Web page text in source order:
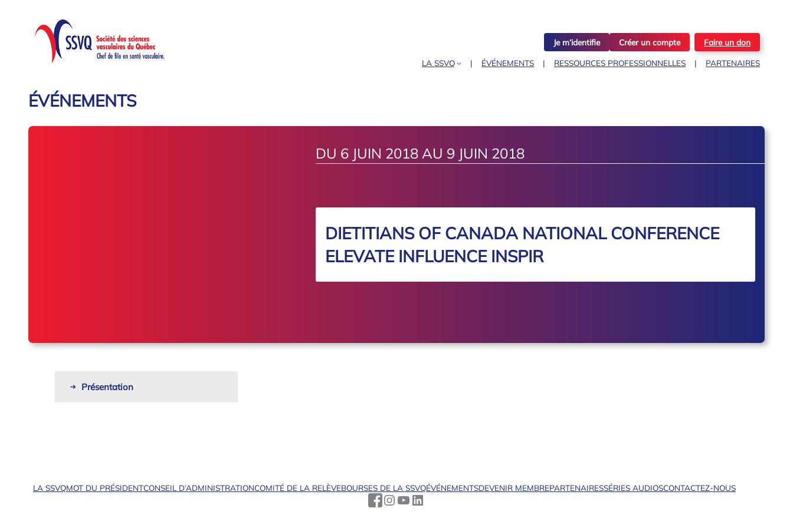
Je m’identifie Créer un compte Faire un don
LA SSVQ ÉVÉNEMENTS RESSOURCES PROFESSIONNELLES PARTENAIRES
ÉVÉNEMENTS
DU 6 JUIN 2018 AU 9 JUIN 2018
DIETITIANS OF CANADA NATIONAL CONFERENCE
ELEVATE INFLUENCE INSPIR
Présentation
LA SSVQMOT DU PRÉSIDENTCONSEIL D’ADMINISTRATIONCOMITÉ DE LA RELÈVEBOURSES DE LA SSVQÉVÉNEMENTSDEVENIR MEMBREPARTENAIRESSÉRIES AUDIOSCONTACTEZ-NOUS